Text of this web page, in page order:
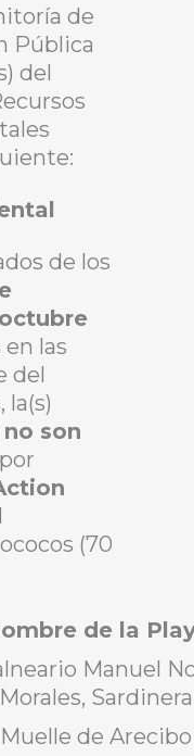
de
Pública
del
de los
las
del
la(s)
no son
(70
de la
Manuel
Morales, Sardinera
Muelle de Arecibo